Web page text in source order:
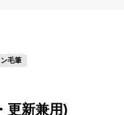
角ゴシック
毛筆
更新兼用)